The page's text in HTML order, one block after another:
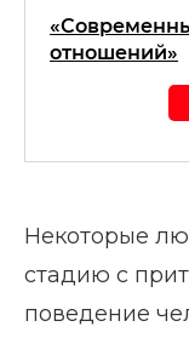
отношений»
Некоторые
стадию с
поведение